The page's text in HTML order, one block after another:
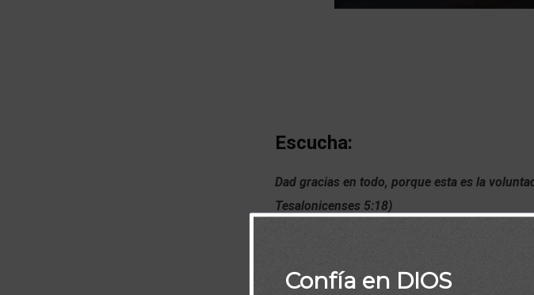
Escucha:
Dad gracias en todo, porque esta es la
Tesalonicenses 5:18)
Confía en DIOS